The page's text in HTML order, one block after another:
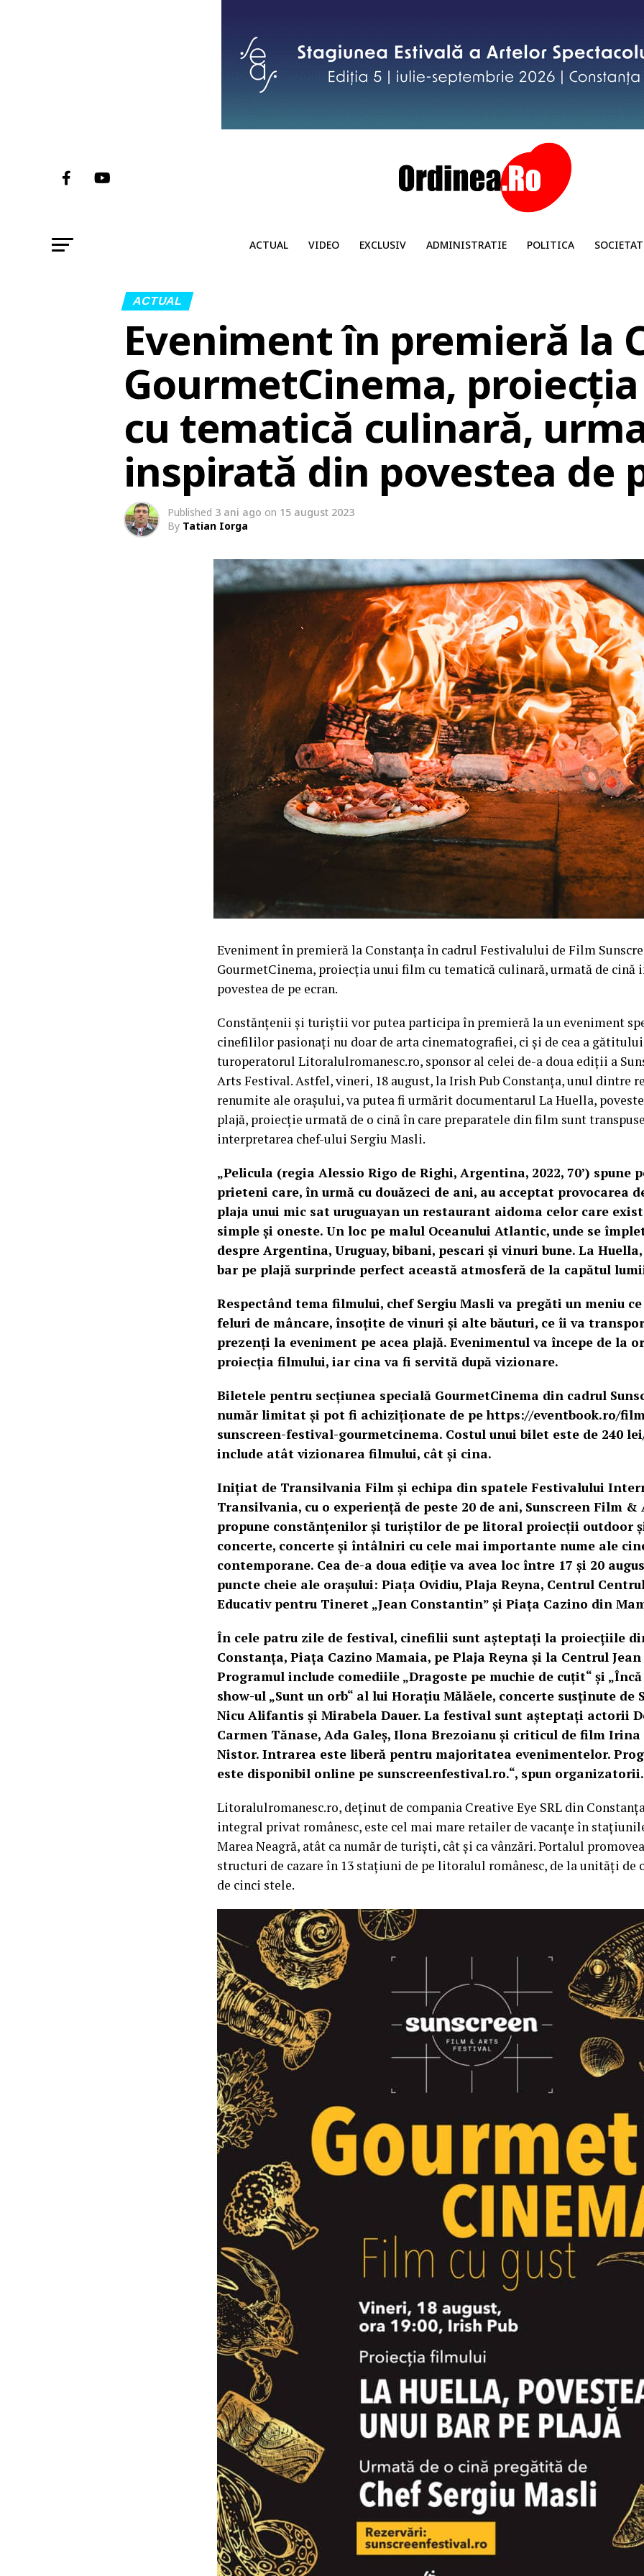
ACTUAL VIDEO EXCLUSIV ADMINISTRATIE POLITICA
ACTUAL
Eveniment în premieră la
GourmetCinema,
cu tematică culinară,
inspirată din povestea de
Published 3 ani ago on 15 august 2023
By Tatian Iorga
Eveniment în premieră la Constanța în cadrul Festivalului de Film
GourmetCinema, proiecția unui film cu tematică culinară, urmată de cină
povestea de pe ecran.
Constănțenii și turiștii vor putea participa în premieră la un eveniment
cinefililor pasionați nu doar de arta cinematografiei, ci și de cea a
turoperatorul Litoralulromanesc.ro, sponsor al celei de-a doua ediții a
Arts Festival. Astfel, vineri, 18 august, la Irish Pub Constanța, unul dintre
renumite ale orașului, va putea fi urmărit documentarul La Huella,
plajă, proiecție urmată de o cină în care preparatele din film sunt
interpretarea chef-ului Sergiu Masli.
„Pelicula (regia Alessio Rigo de Righi, Argentina, 2022, 70’) spune
prieteni care, în urmă cu douăzeci de ani, au acceptat provocarea
plaja unui mic sat uruguayan un restaurant aidoma celor care
simple și oneste. Un loc pe malul Oceanului Atlantic, unde se
despre Argentina, Uruguay, bibani, pescari și vinuri bune. La
bar pe plajă surprinde perfect această atmosferă de la capătul
Respectând tema filmului, chef Sergiu Masli va pregăti un meniu
feluri de mâncare, însoțite de vinuri și alte băuturi, ce îi va
prezenți la eveniment pe acea plajă. Evenimentul va începe de la
proiecția filmului, iar cina va fi servită după vizionare.
Biletele pentru secțiunea specială GourmetCinema din cadrul
număr limitat și pot fi achiziționate de pe https://eventbook.ro/
sunscreen-festival-gourmetcinema. Costul unui bilet este de 240
include atât vizionarea filmului, cât și cina.
Inițiat de Transilvania Film și echipa din spatele Festivalului
Transilvania, cu o experiență de peste 20 de ani, Sunscreen Film
propune constănțenilor și turiștilor de pe litoral proiecții outdoor
concerte, concerte și întâlniri cu cele mai importante nume ale
contemporane. Cea de-a doua ediție va avea loc între 17 și 20
puncte cheie ale orașului: Piața Ovidiu, Plaja Reyna, Centrul
Educativ pentru Tineret „Jean Constantin” și Piața Cazino din
În cele patru zile de festival, cinefilii sunt așteptați la proiecțiile
Constanța, Piața Cazino Mamaia, pe Plaja Reyna și la Centrul
Programul include comediile „Dragoste pe muchie de cuțit“ și
show-ul „Sunt un orb“ al lui Horațiu Mălăele, concerte susținute de
Nicu Alifantis și Mirabela Dauer. La festival sunt așteptați actorii
Carmen Tănase, Ada Galeș, Ilona Brezoianu și criticul de film
Nistor. Intrarea este liberă pentru majoritatea evenimentelor.
este disponibil online pe sunscreenfestival.ro.“, spun organizatorii.
Litoralulromanesc.ro, deținut de compania Creative Eye SRL din
integral privat românesc, este cel mai mare retailer de vacanțe în
Marea Neagră, atât ca număr de turiști, cât și ca vânzări. Portalul
structuri de cazare în 13 stațiuni de pe litoralul românesc, de la unități de
de cinci stele.